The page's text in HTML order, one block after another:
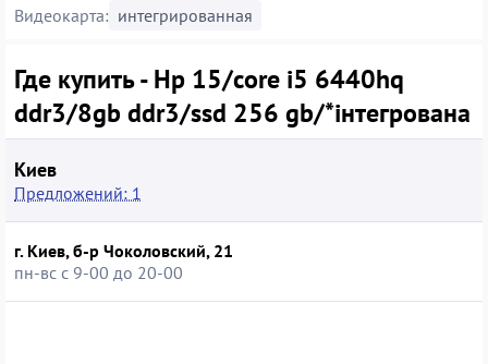
Видеокарта: интегрированная
Где купить - Hp 15/core i5 6440hq
ddr3/8gb ddr3/ssd 256 gb/*інтегрована
Киев
Предложений: 1
г. Киев, б-р Чоколовский, 21
пн-вс с 9-00 до 20-00